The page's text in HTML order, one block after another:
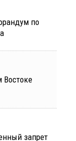
по
Востоке
запрет